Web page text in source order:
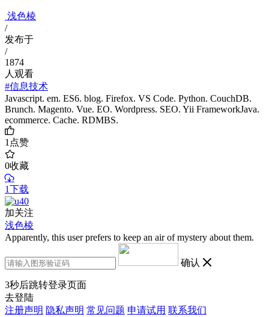
浅色棱
/
发布于
/
1874
人观看
#信息技术
Javascript. em. ES6. blog. Firefox. VS Code. Python. CouchDB.
Brunch. Magento. Vue. EO. Wordpress. SEO. Yii FrameworkJava.
ecommerce. Cache. RDMBS.
1点赞
0收藏
1下载
加关注
浅色棱
Apparently, this user prefers to keep an air of mystery about them.
确认
3秒后跳转登录页面
去登陆
注册声明 隐私声明 常见问题 申请试用 联系我们